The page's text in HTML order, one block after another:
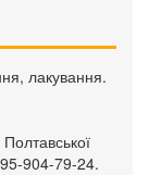
лакування.
904-79-24.